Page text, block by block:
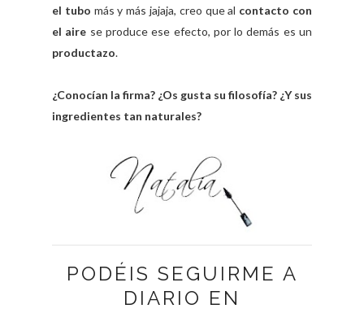
el tubo más y más jajaja, creo que al contacto con
el aire se produce ese efecto, por lo demás es un
productazo.
¿Conocían la firma? ¿Os gusta su filosofía? ¿Y sus
ingredientes tan naturales?
PODÉIS SEGUIRME A
DIARIO EN